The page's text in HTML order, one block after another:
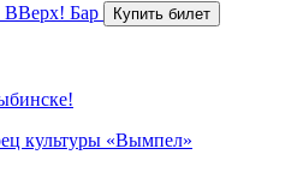
ВВерх! Бар
культуры «Вымпел»